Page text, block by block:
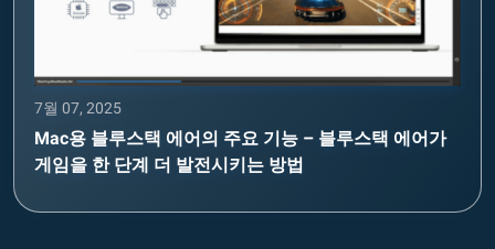
7월 07, 2025
Mac용 블루스택 에어의 주요 기능 – 블루스택 에어가
게임을 한 단계 더 발전시키는 방법